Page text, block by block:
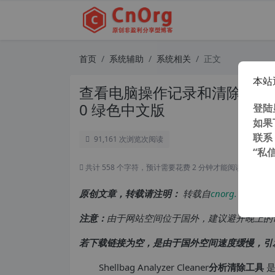
首页 系统辅助 系统相关 正文
查看电脑操作记录和清除工
0 绿色中文版
91,161 次浏览次阅读
共计 558 个字符，预计需要花费 2 分钟才能阅读完成。
原创文章，转载请注明： 转载自cnorg.12hp.de
注意： 由于网站空间位于国外，建议避开晚上
若下载链接为空，是由于国外空间速度缓慢，
Shellbag Analyzer Cleaner分析清除工具
本
登
如果
联
“私